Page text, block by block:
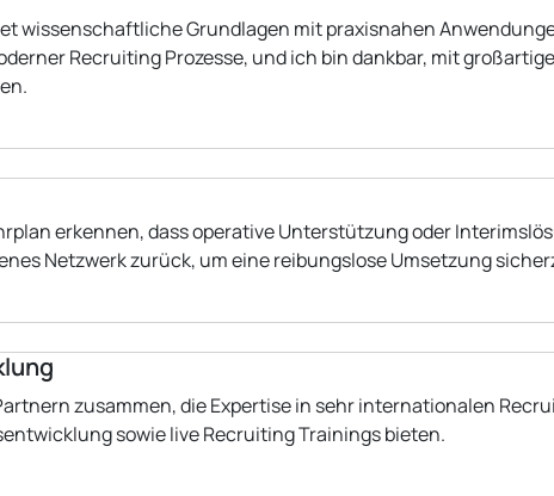
wissenschaftliche Grundlagen mit praxisnahen
Recruiting Prozesse, und ich bin dankbar, mit
erkennen, dass operative Unterstützung oder
Netzwerk zurück, um eine reibungslose Umsetzung
zusammen, die Expertise in sehr internationalen
sowie live Recruiting Trainings bieten.